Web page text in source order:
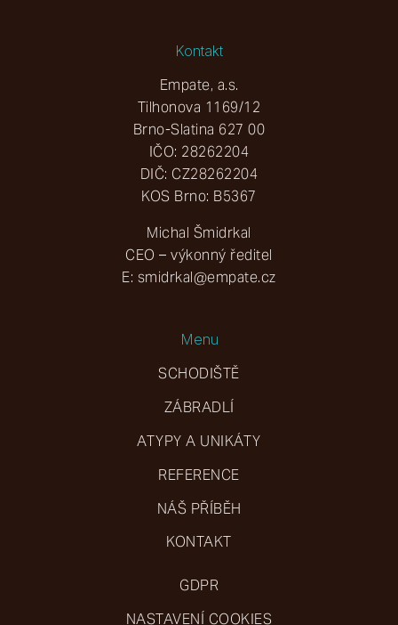
Kontakt
Empate, a.s.
Tilhonova 1169/12
Brno-Slatina 627 00
IČO: 28262204
DIČ: CZ28262204
KOS Brno: B5367
Michal Šmidrkal
CEO – výkonný ředitel
E: smidrkal@empate.cz
Menu
SCHODIŠTĚ
ZÁBRADLÍ
ATYPY A UNIKÁTY
REFERENCE
NÁŠ PŘÍBĚH
KONTAKT
GDPR
NASTAVENÍ COOKIES